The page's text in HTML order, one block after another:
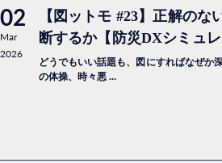
02
Mar
2026
【図ットモ #23】正解のな
断するか【防災DXシミュレ
どうでもいい話題も、図にすればなぜか
の体操、時々悪 ...